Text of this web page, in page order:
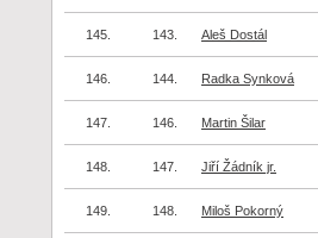
145. 143. Aleš Dostál
146. 144. Radka Synková
147. 146. Martin Šilar
148. 147. Jiří Žádník jr.
149. 148. Miloš Pokorný